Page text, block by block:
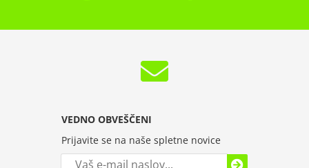
VEDNO OBVEŠČENI
Prijavite se na naše spletne novice